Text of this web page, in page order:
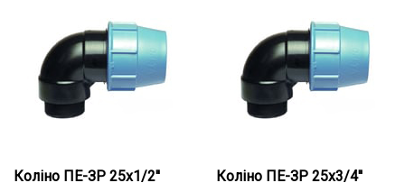
Коліно ПЕ-ЗР 25х1/2'' Коліно ПЕ-ЗР 25х3/4''